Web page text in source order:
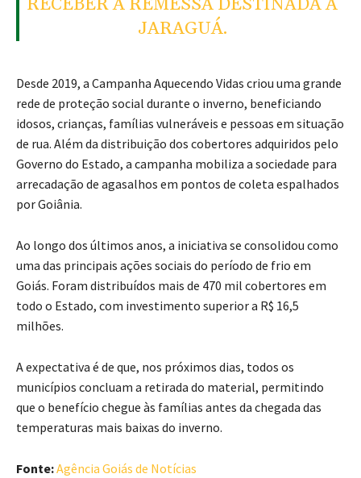
RECEBER A REMESSA DESTINADA A
JARAGUÁ.
Desde 2019, a Campanha Aquecendo Vidas criou uma grande
rede de proteção social durante o inverno, beneficiando
idosos, crianças, famílias vulneráveis e pessoas em situação
de rua. Além da distribuição dos cobertores adquiridos pelo
Governo do Estado, a campanha mobiliza a sociedade para
arrecadação de agasalhos em pontos de coleta espalhados
por Goiânia.
Ao longo dos últimos anos, a iniciativa se consolidou como
uma das principais ações sociais do período de frio em
Goiás. Foram distribuídos mais de 470 mil cobertores em
todo o Estado, com investimento superior a R$ 16,5
milhões.
A expectativa é de que, nos próximos dias, todos os
municípios concluam a retirada do material, permitindo
que o benefício chegue às famílias antes da chegada das
temperaturas mais baixas do inverno.
Fonte:Agência Goiás de Notícias